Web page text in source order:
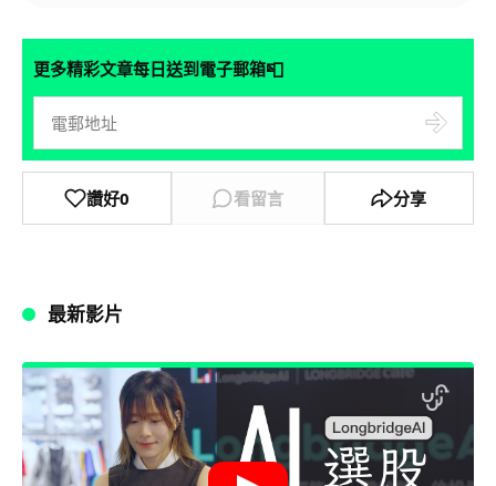
更多精彩文章每日送到電子郵箱📮
讚好0 看留言 分享
最新影片